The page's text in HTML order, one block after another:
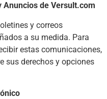
de Versult.com
y correos
a su medida. Para
estas comunicaciones,
sus derechos y opciones